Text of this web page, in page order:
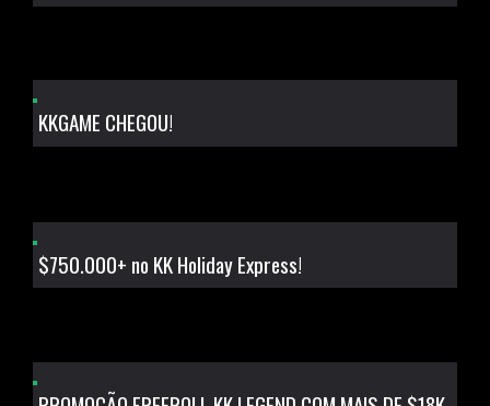
KKGAME CHEGOU!
$750.000+ no KK Holiday Express!